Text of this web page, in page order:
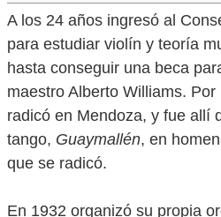
A los 24 años ingresó al
para estudiar violín y teoría
hasta conseguir una beca
maestro Alberto Williams.
radicó en Mendoza, y fue allí
tango, Guaymallén, en
que se radicó.
En 1932 organizó su propia